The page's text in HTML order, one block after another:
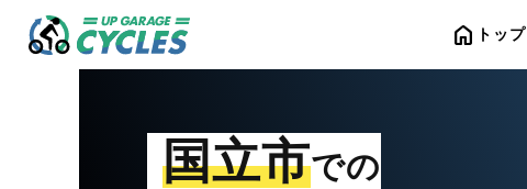
home トップ
国立市での